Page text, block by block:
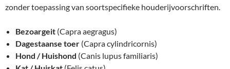
zonder toepassing van soortspecifieke houderijvoorschriften.
Bezoargeit (Capra aegragus)
Dagestaanse toer (Capra cylindricornis)
Hond / Huishond (Canis lupus familiaris)